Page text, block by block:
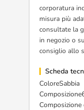
corporatura
misura più
consultate la
in negozio o
consiglio allo
Scheda
ColoreSabbia